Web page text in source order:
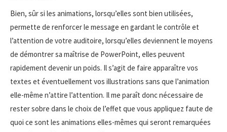
Bien, sûr si les animations, lorsqu’elles sont bien utilisées,
permette de renforcer le message en gardant le contrôle et
l’attention de votre auditoire, lorsqu’elles deviennent le moyens
de démontrer sa maîtrise de PowerPoint, elles peuvent
rapidement devenir un poids. Il s’agit de faire apparaître vos
textes et éventuellement vos illustrations sans que l’animation
elle-même n’attire l’attention. Il me paraît donc nécessaire de
rester sobre dans le choix de l’effet que vous appliquez faute de
quoi ce sont les animations elles-mêmes qui seront remarquées